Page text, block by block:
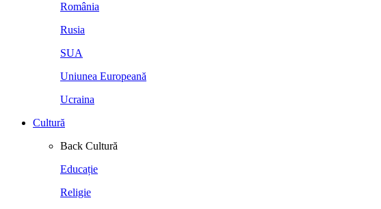
România
Rusia
SUA
Uniunea Europeană
Ucraina
Cultură
Back Cultură
Educație
Religie